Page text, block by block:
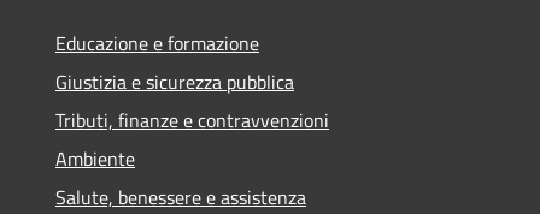
Educazione e formazione
Giustizia e sicurezza pubblica
Tributi, finanze e contravvenzioni
Ambiente
Salute, benessere e assistenza